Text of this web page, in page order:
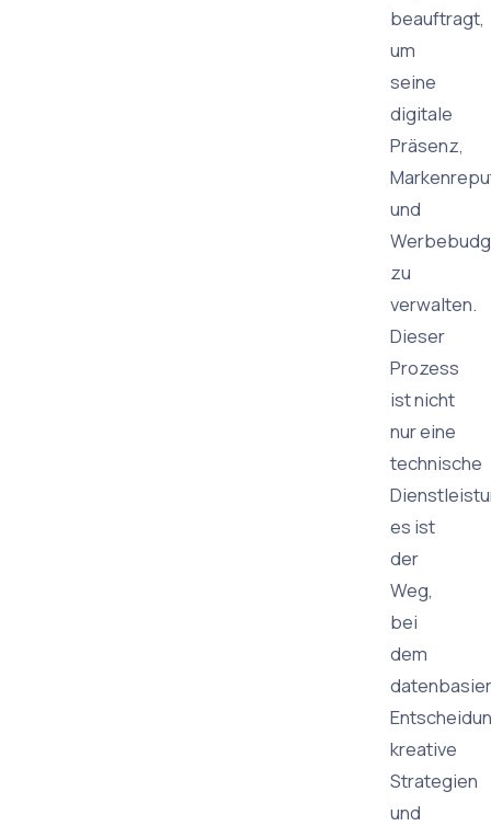
beauftragt,
um
seine
digitale
Präsenz,
und
zu
verwalten.
Dieser
Prozess
ist nicht
nur eine
technische
es ist
der
Weg,
bei
dem
kreative
Strategien
und